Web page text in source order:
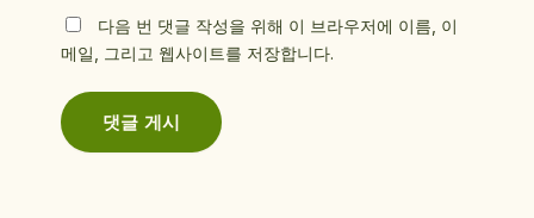
다음 번 댓글 작성을 위해 이 브라우저에 이름, 이
메일, 그리고 웹사이트를 저장합니다.